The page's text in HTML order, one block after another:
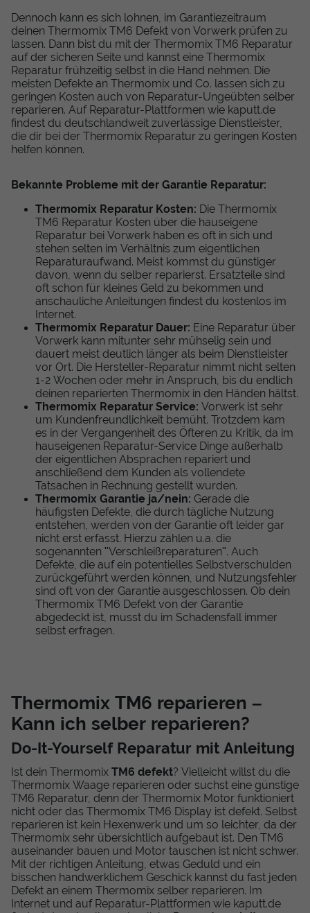
Dennoch kann es sich lohnen, im Garantiezeitraum
deinen Thermomix TM6 Defekt von Vorwerk prüfen zu
lassen. Dann bist du mit der Thermomix TM6 Reparatur
auf der sicheren Seite und kannst eine Thermomix
Reparatur frühzeitig selbst in die Hand nehmen. Die
meisten Defekte an Thermomix und Co. lassen sich zu
geringen Kosten auch von Reparatur-Ungeübten selber
reparieren. Auf Reparatur-Plattformen wie kaputt.de
findest du deutschlandweit zuverlässige Dienstleister,
die dir bei der Thermomix Reparatur zu geringen Kosten
helfen können.
Bekannte Probleme mit der Garantie Reparatur:
Thermomix Reparatur Kosten: Die Thermomix
TM6 Reparatur Kosten über die hauseigene
Reparatur bei Vorwerk haben es oft in sich und
stehen selten im Verhältnis zum eigentlichen
Reparaturaufwand. Meist kommst du günstiger
davon, wenn du selber reparierst. Ersatzteile sind
oft schon für kleines Geld zu bekommen und
anschauliche Anleitungen findest du kostenlos im
Internet.
Thermomix Reparatur Dauer: Eine Reparatur über
Vorwerk kann mitunter sehr mühselig sein und
dauert meist deutlich länger als beim Dienstleister
vor Ort. Die Hersteller-Reparatur nimmt nicht selten
1-2 Wochen oder mehr in Anspruch, bis du endlich
deinen reparierten Thermomix in den Händen hältst.
Thermomix Reparatur Service: Vorwerk ist sehr
um Kundenfreundlichkeit bemüht. Trotzdem kam
es in der Vergangenheit des Öfteren zu Kritik, da im
hauseigenen Reparatur-Service Dinge außerhalb
der eigentlichen Absprachen repariert und
anschließend dem Kunden als vollendete
Tatsachen in Rechnung gestellt wurden.
Thermomix Garantie ja/nein: Gerade die
häufigsten Defekte, die durch tägliche Nutzung
entstehen, werden von der Garantie oft leider gar
nicht erst erfasst. Hierzu zählen u.a. die
sogenannten "Verschleißreparaturen". Auch
Defekte, die auf ein potentielles Selbstverschulden
zurückgeführt werden können, und Nutzungsfehler
sind oft von der Garantie ausgeschlossen. Ob dein
Thermomix TM6 Defekt von der Garantie
abgedeckt ist, musst du im Schadensfall immer
selbst erfragen.
Thermomix TM6 reparieren –
Kann ich selber reparieren?
Do-It-Yourself Reparatur mit Anleitung
Ist dein Thermomix TM6 defekt? Vielleicht willst du die
Thermomix Waage reparieren oder suchst eine günstige
TM6 Reparatur, denn der Thermomix Motor funktioniert
nicht oder das Thermomix TM6 Display ist defekt. Selbst
reparieren ist kein Hexenwerk und um so leichter, da der
Thermomix sehr übersichtlich aufgebaut ist. Den TM6
auseinander bauen und Motor tauschen ist nicht schwer.
Mit der richtigen Anleitung, etwas Geduld und ein
bisschen handwerklichem Geschick kannst du fast jeden
Defekt an einem Thermomix selber reparieren. Im
Internet und auf Reparatur-Plattformen wie kaputt.de